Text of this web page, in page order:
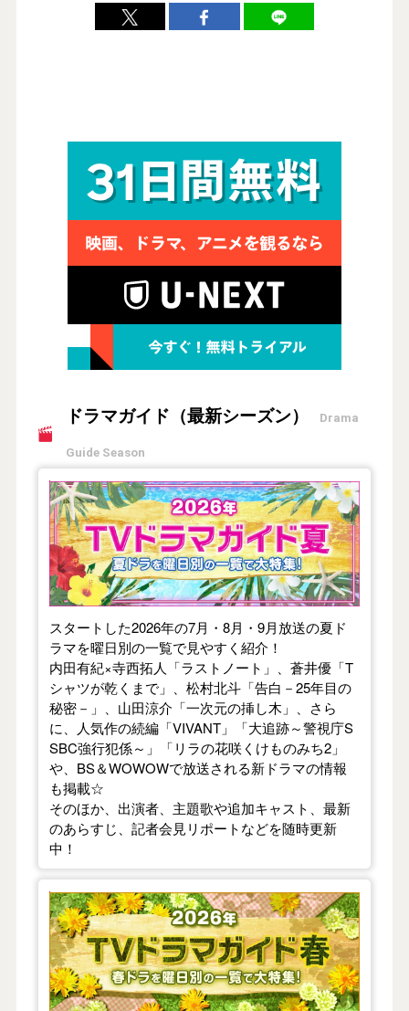
ドラマガイド（最新シーズン） Drama
Guide Season
【2026年夏】TVドラマガイド
スタートした2026年の7月・8月・9月放送の夏ド
ラマを曜日別の一覧で見やすく紹介！
内田有紀×寺西拓人「ラストノート」、蒼井優「T
シャツが乾くまで」、松村北斗「告白－25年目の
秘密－」、山田涼介「一次元の挿し木」、さら
に、人気作の続編「VIVANT」「大追跡～警視庁S
SBC強行犯係～」「リラの花咲くけものみち2」
や、BS＆WOWOWで放送される新ドラマの情報
も掲載☆
そのほか、出演者、主題歌や追加キャスト、最新
のあらすじ、記者会見リポートなどを随時更新
中！
【2026年春】TVドラマガイド